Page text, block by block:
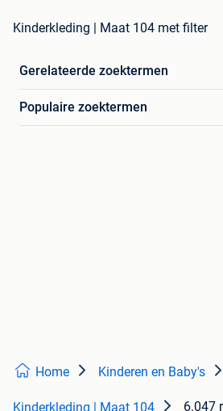
Kinderkleding | Maat 104 met filter
Gerelateerde zoektermen
Populaire zoektermen
Home Kinderen en Baby's
Kinderkleding | Maat 104 6.047